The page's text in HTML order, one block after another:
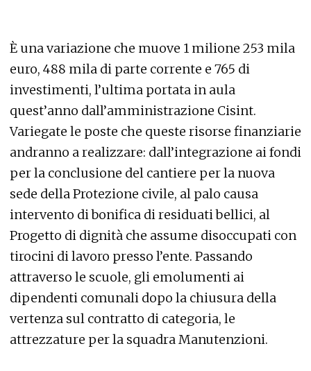
È una variazione che muove 1 milione 253 mila
euro, 488 mila di parte corrente e 765 di
investimenti, l’ultima portata in aula
quest’anno dall’amministrazione Cisint.
Variegate le poste che queste risorse finanziarie
andranno a realizzare: dall’integrazione ai fondi
per la conclusione del cantiere per la nuova
sede della Protezione civile, al palo causa
intervento di bonifica di residuati bellici, al
Progetto di dignità che assume disoccupati con
tirocini di lavoro presso l’ente. Passando
attraverso le scuole, gli emolumenti ai
dipendenti comunali dopo la chiusura della
vertenza sul contratto di categoria, le
attrezzature per la squadra Manutenzioni.